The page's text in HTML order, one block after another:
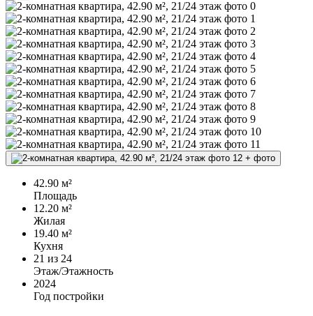
+ фото
42.90 м²
Площадь
12.20 м²
Жилая
19.40 м²
Кухня
21 из 24
Этаж/Этажность
2024
Год постройки